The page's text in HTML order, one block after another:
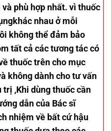
phù hợp nhất. vì thuốc
nhau ở mỗi
không thể đảm bảo
tất cả các tương tác có
thuốc trên cho mục
không dành cho tư vấn
trị ,Khi dùng thuốc cần
dẫn của Bác sĩ
nhiệm về bất cứ hậu